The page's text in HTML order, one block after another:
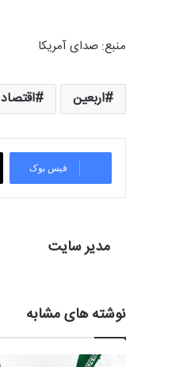
منبع: صدای آمریکا
اربعین اقتصاد
فیس بوک
مدیر سایت
نوشته های مشابه